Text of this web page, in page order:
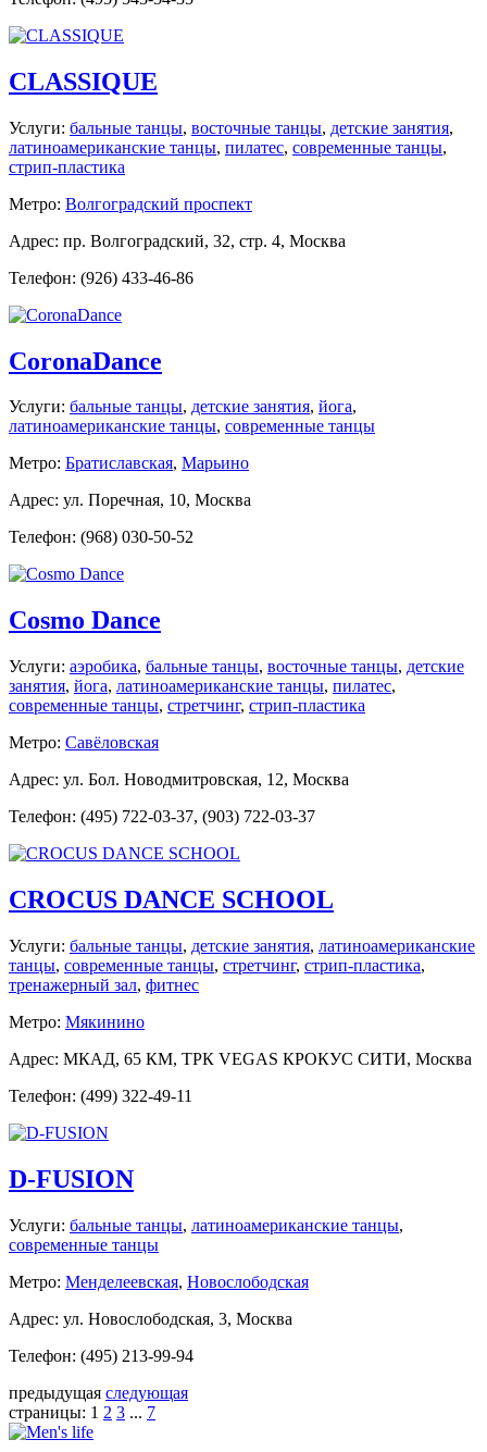
CLASSIQUE
Услуги: бальные танцы, восточные танцы, детские занятия,
латиноамериканские танцы, пилатес, современные танцы,
стрип-пластика
Метро: Волгоградский проспект
Адрес: пр. Волгоградский, 32, стр. 4, Москва
Телефон: (926) 433-46-86
CoronaDance
Услуги: бальные танцы, детские занятия, йога,
латиноамериканские танцы, современные танцы
Метро: Братиславская, Марьино
Адрес: ул. Поречная, 10, Москва
Телефон: (968) 030-50-52
Cosmo Dance
Услуги: аэробика, бальные танцы, восточные танцы, детские
занятия, йога, латиноамериканские танцы, пилатес,
современные танцы, стретчинг, стрип-пластика
Метро: Савёловская
Адрес: ул. Бол. Новодмитровская, 12, Москва
Телефон: (495) 722-03-37, (903) 722-03-37
CROCUS DANCE SCHOOL
Услуги: бальные танцы, детские занятия, латиноамериканские
танцы, современные танцы, стретчинг, стрип-пластика,
тренажерный зал, фитнес
Метро: Мякинино
Адрес: МКАД, 65 КМ, ТРК VEGAS КРОКУС СИТИ, Москва
Телефон: (499) 322-49-11
D-FUSION
Услуги: бальные танцы, латиноамериканские танцы,
современные танцы
Метро: Менделеевская, Новослободская
Адрес: ул. Новослободская, 3, Москва
Телефон: (495) 213-99-94
предыдущая следующая
страницы: 1 2 3 ... 7